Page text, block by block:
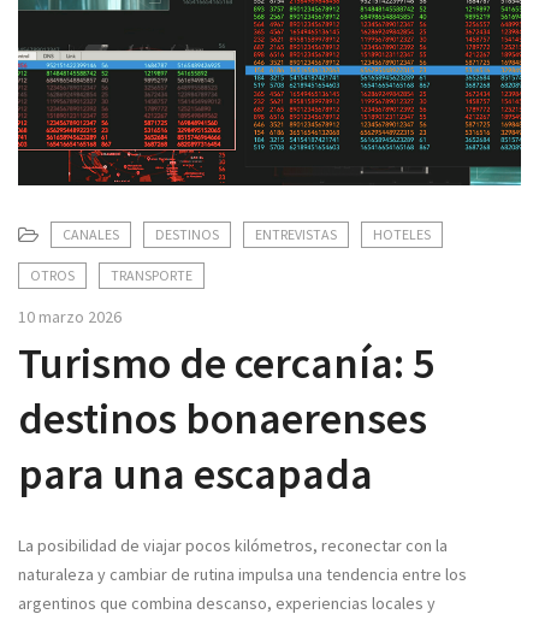
v
g
a
t
i
o
CANALES DESTINOS ENTREVISTAS HOTELES
OTROS TRANSPORTE
10 marzo 2026
Turismo de cercanía: 5
destinos bonaerenses
para una escapada
La posibilidad de viajar pocos kilómetros, reconectar con la
naturaleza y cambiar de rutina impulsa una tendencia entre los
argentinos que combina descanso, experiencias locales y